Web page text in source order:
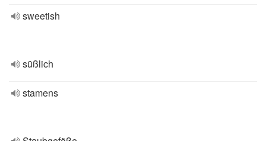
sweetish
süßlich
stamens